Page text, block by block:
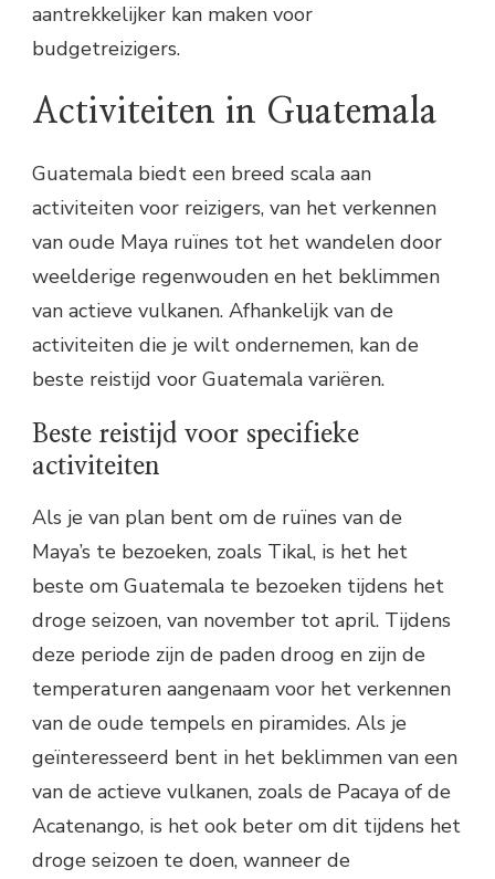
aantrekkelijker kan maken voor
budgetreizigers.
Activiteiten in Guatemala
Guatemala biedt een breed scala aan
activiteiten voor reizigers, van het verkennen
van oude Maya ruïnes tot het wandelen door
weelderige regenwouden en het beklimmen
van actieve vulkanen. Afhankelijk van de
activiteiten die je wilt ondernemen, kan de
beste reistijd voor Guatemala variëren.
Beste reistijd voor specifieke
activiteiten
Als je van plan bent om de ruïnes van de
Maya’s te bezoeken, zoals Tikal, is het het
beste om Guatemala te bezoeken tijdens het
droge seizoen, van november tot april. Tijdens
deze periode zijn de paden droog en zijn de
temperaturen aangenaam voor het verkennen
van de oude tempels en piramides. Als je
geïnteresseerd bent in het beklimmen van een
van de actieve vulkanen, zoals de Pacaya of de
Acatenango, is het ook beter om dit tijdens het
droge seizoen te doen, wanneer de